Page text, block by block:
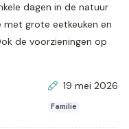
dagen in de natuur
met grote eetkeuken en
de voorzieningen op
19 mei 2026
Familie